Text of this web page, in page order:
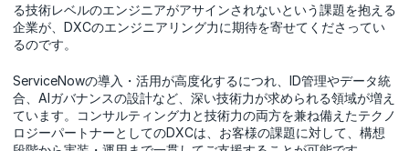
る技術レベルのエンジニアがアサインされないという課題を抱える
企業が、DXCのエンジニアリング力に期待を寄せてくださってい
るのです。
ServiceNowの導入・活用が高度化するにつれ、ID管理やデータ統
合、AIガバナンスの設計など、深い技術力が求められる領域が増え
ています。コンサルティング力と技術力の両方を兼ね備えたテクノ
ロジーパートナーとしてのDXCは、お客様の課題に対して、構想